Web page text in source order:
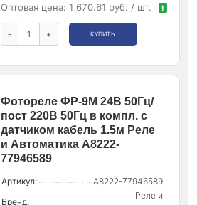
Оптовая цена: 1 670.61 руб. / шт. !
- + КУПИТЬ
Фотореле ФР-9М 24В 50Гц/
пост 220В 50Гц в компл. с
датчиком кабель 1.5м Реле
и Автоматика A8222-
77946589
Артикул:
A8222-77946589
Бренд:
Реле и